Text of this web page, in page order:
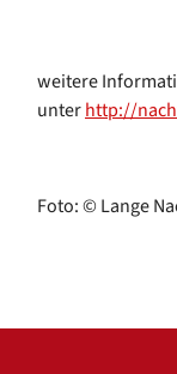
weitere
unterhttp://
Foto: © Lange